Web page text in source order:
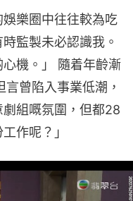
樂圈中往往較為吃
監製未必認識我。
機。」 隨着年齡漸
曾陷入事業低潮，
組嘅氛圍，但都28
作呢？」